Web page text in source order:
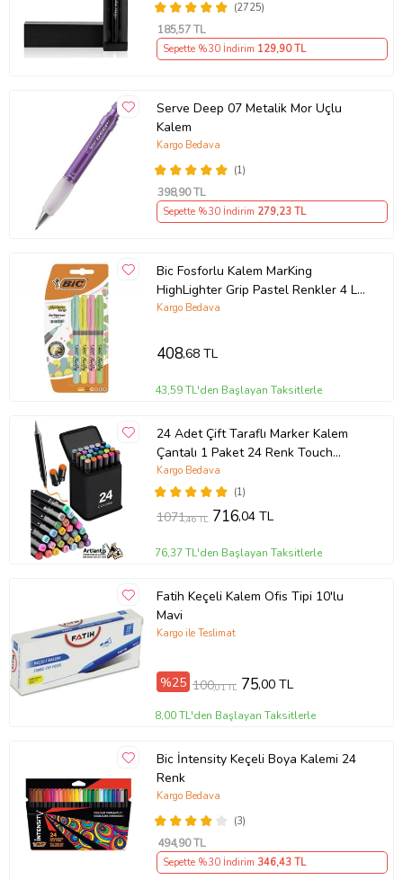
(2725)
185,57 TL
Sepette %30 İndirim 129,90 TL
Serve Deep 07 Metalik Mor Uçlu
Kalem
(1)
Kargo Bedava
398,90 TL
Sepette %30 İndirim 279,23 TL
Bic Fosforlu Kalem MarKing
HighLighter Grip Pastel Renkler 4 LÜ
964859
Kargo Bedava
408,68 TL
43,59 TL'den Başlayan Taksitlerle
24 Adet Çift Taraflı Marker Kalem
Çantalı 1 Paket 24 Renk Touch
Markör Çift Uçlu Keçeli Kalem Sanat
Tasarım Hobi (Çok Renkli)
(1)
Kargo Bedava
1071,46 TL 716,04 TL
76,37 TL'den Başlayan Taksitlerle
Fatih Keçeli Kalem Ofis Tipi 10'lu
Mavi
Kargo ile Teslimat
%25 100,01 TL 75,00 TL
8,00 TL'den Başlayan Taksitlerle
Bic İntensity Keçeli Boya Kalemi 24
Renk
(3)
Kargo Bedava
494,90 TL
Sepette %30 İndirim 346,43 TL